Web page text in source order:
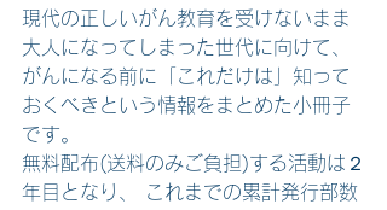
現代の正しいがん教育を受けないまま
大人になってしまった世代に向けて、
がんになる前に「これだけは」知って
おくべきという情報をまとめた小冊子
です。
無料配布(送料のみご負担)する活動は２
年目となり、 これまでの累計発行部数